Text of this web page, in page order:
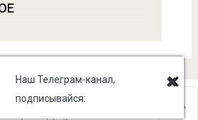
Наш Телеграм-канал,
подписывайся: